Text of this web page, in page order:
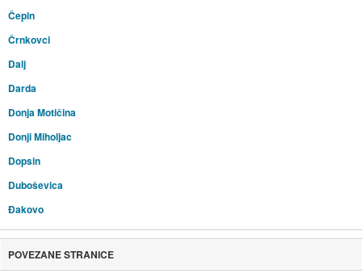
Čepin
Črnkovci
Dalj
Darda
Donja Motičina
Donji Miholjac
Dopsin
Duboševica
Đakovo
POVEZANE STRANICE